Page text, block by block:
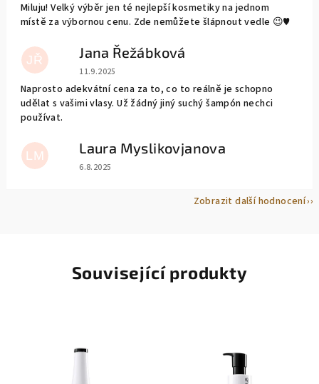
Miluju! Velký výběr jen té nejlepší kosmetiky na jednom
místě za výbornou cenu. Zde nemůžete šlápnout vedle 😉♥️
JŘ Jana Řežábková
Hodnocení obchodu je 5 z 5 hvězdiček.
11.9.2025
Naprosto adekvátní cena za to, co to reálně je schopno
udělat s vašimi vlasy. Už žádný jiný suchý šampón nechci
používat.
LM Laura Myslikovjanova
Hodnocení obchodu je 5 z 5 hvězdiček.
6.8.2025
Zobrazit další hodnocení
Související produkty